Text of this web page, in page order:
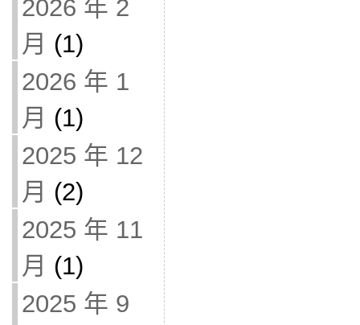
2026 年 2
月 (1)
2026 年 1
月 (1)
2025 年 12
月 (2)
2025 年 11
月 (1)
2025 年 9